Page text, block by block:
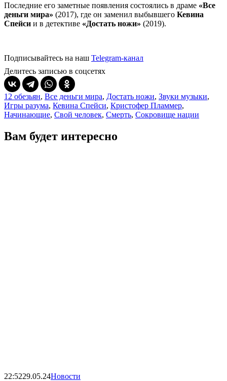
Последние его заметные появления состоялись в драме «Все
деньги мира» (2017), где он заменил выбывшего Кевина
Спейси и в детективе «Достать ножи» (2019).
Подписывайтесь на наш Telegram-канал
Делитесь записью в соцсетях
12 обезьян, Все деньги мира, Достать ножи, Звуки музыки,
Игры разума, Кевина Спейси, Кристофер Пламмер,
Начинающие, Свой человек, Смерть, Сокровище нации
Вам будет интересно
22:5229.05.24Новости